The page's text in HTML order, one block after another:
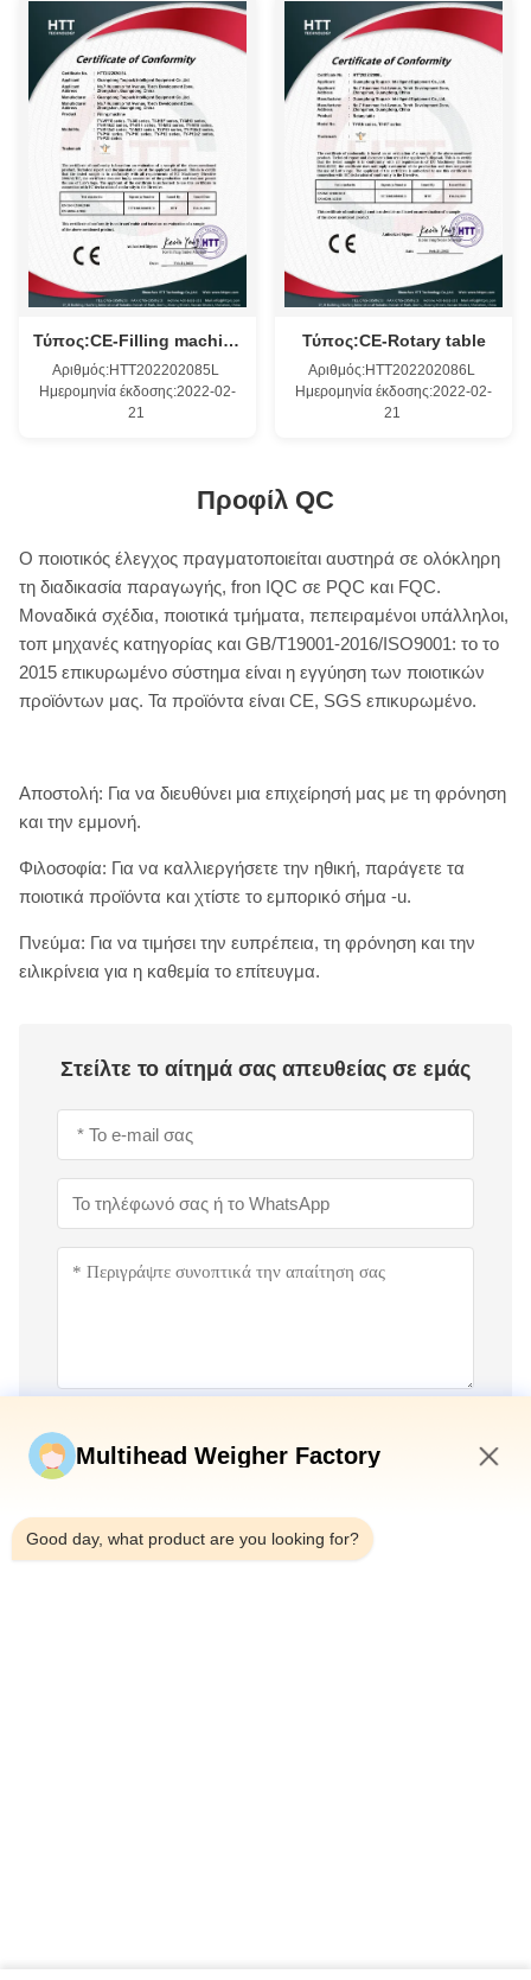
Τύπος:CE-Filling machine
Αριθμός:HTT202202085L
Ημερομηνία έκδοσης:2022-02-
21
Τύπος:CE-Rotary table
Αριθμός:HTT202202086L
Ημερομηνία έκδοσης:2022-02-
21
Προφίλ QC
Ο ποιοτικός έλεγχος πραγματοποιείται αυστηρά σε ολόκληρη
τη διαδικασία παραγωγής, fron IQC σε PQC και FQC.
Μοναδικά σχέδια, ποιοτικά τμήματα, πεπειραμένοι υπάλληλοι,
τοπ μηχανές κατηγορίας και GB/T19001-2016/ISO9001: το το
2015 επικυρωμένο σύστημα είναι η εγγύηση των ποιοτικών
προϊόντων μας. Τα προϊόντα είναι CE, SGS επικυρωμένο.
Αποστολή: Για να διευθύνει μια επιχείρησή μας με τη φρόνηση
και την εμμονή.
Φιλοσοφία: Για να καλλιεργήσετε την ηθική, παράγετε τα
ποιοτικά προϊόντα και χτίστε το εμπορικό σήμα -u.
Πνεύμα: Για να τιμήσει την ευπρέπεια, τη φρόνηση και την
ειλικρίνεια για η καθεμία το επίτευγμα.
Στείλτε το αίτημά σας απευθείας σε εμάς
Multihead Weigher Factory
Good day, what product are you looking for?